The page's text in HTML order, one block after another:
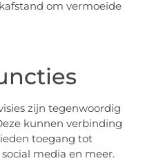
om vermoeide
zijn tegenwoordig
kunnen verbinding
toegang tot
media en meer.